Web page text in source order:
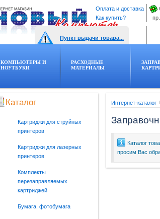
Оплата и доставка
Как купить?
Пункт выдачи товара...
КОМПЬЮТЕРЫ И
НОУТБУКИ
РАСХОДНЫЕ
МАТЕРИАЛЫ
Интернет-каталог
Каталог
просим Вас
Каталог
Картриджи для струйных
принтеров
Картриджи для лазерных
принтеров
Комплекты
перезаправляемых
картриджей
Бумага, фотобумага